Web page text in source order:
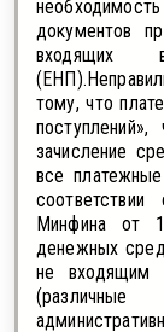
документов
входящих
тому, что
зачисление
все
Минфина от
денежных
не входящим